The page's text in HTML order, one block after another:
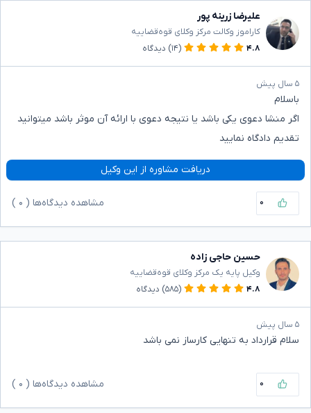
علیرضا زرینه پور
کاراموز وکالت مرکز وکلای قوه‌قضاییه
۴.۸
(۱۴) دیدگاه
۵ سال پیش
باسلام
اگر منشا دعوی یکی باشد یا نتیجه دعوی با ارائه آن موثر باشد میتوانید
تقدیم دادگاه نمایید
دریافت مشاوره از این وکیل
۰ مشاهده دیدگاه‌ها ( ۰
حسین حاجی زاده
وکیل پایه یک مرکز وکلای قوه‌قضاییه
۴.۸
(۵۸۵) دیدگاه
۵ سال پیش
سلام قرارداد به تنهایی کارساز نمی باشد
۰ مشاهده دیدگاه‌ها ( ۰